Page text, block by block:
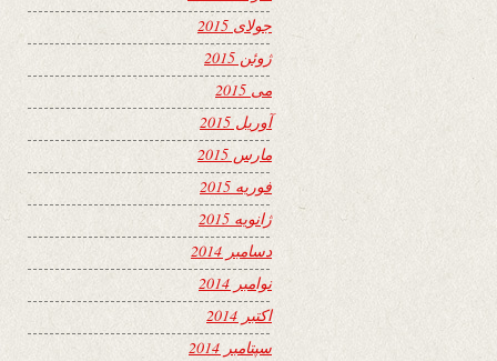
جولای 2015
ژوئن 2015
می 2015
آوریل 2015
مارس 2015
فوریه 2015
ژانویه 2015
دسامبر 2014
نوامبر 2014
اکتبر 2014
سپتامبر 2014